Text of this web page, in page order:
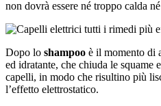
non dovrà essere né troppo calda
Dopo lo shampoo è il momento di
ed idratante, che chiuda le
capelli, in modo che risultino più
l’effetto elettrostatico.